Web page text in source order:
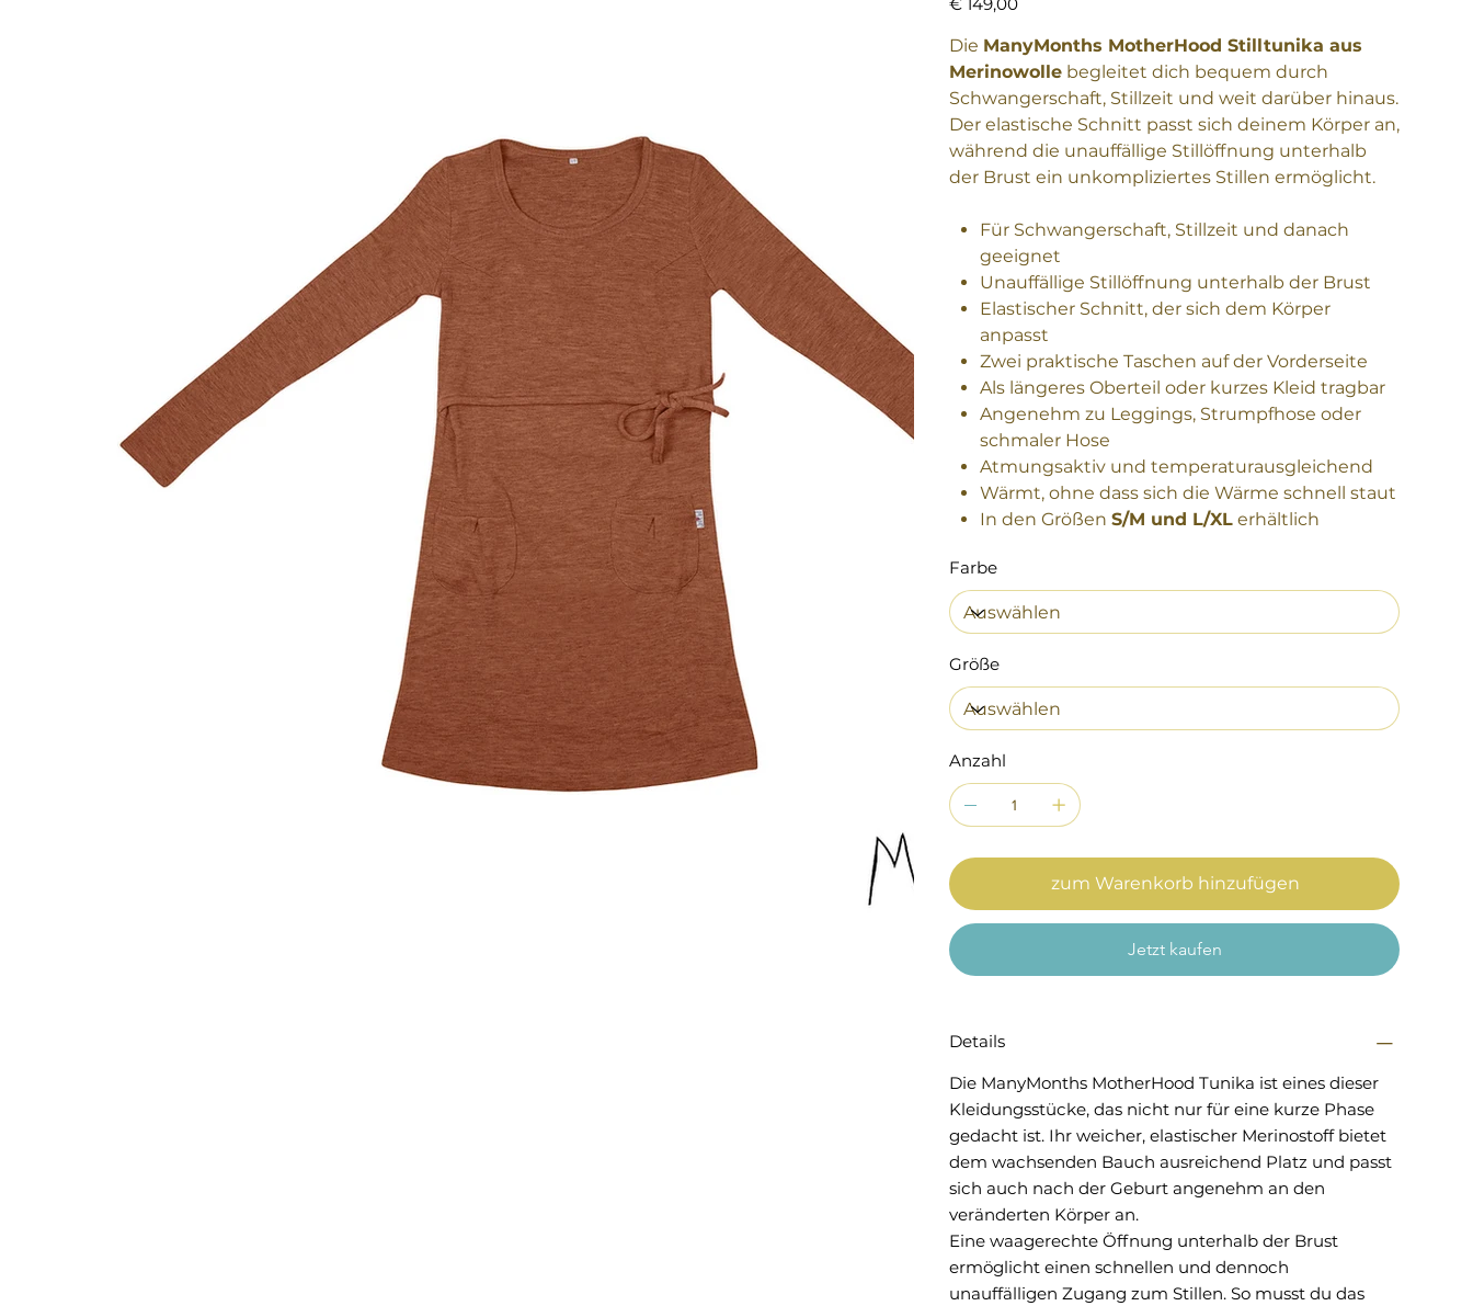
€ 149,00
Die ManyMonths MotherHood Stilltunika aus
Merinowollebegleitet dich bequem durch
Schwangerschaft, Stillzeit und weit darüber hinaus.
Der elastische Schnitt passt sich deinem Körper an,
während die unauffällige Stillöffnung unterhalb
der Brust ein unkompliziertes Stillen ermöglicht.
Für Schwangerschaft, Stillzeit und danach
geeignet
Unauffällige Stillöffnung unterhalb der Brust
Elastischer Schnitt, der sich dem Körper
anpasst
Zwei praktische Taschen auf der Vorderseite
Als längeres Oberteil oder kurzes Kleid tragbar
Angenehm zu Leggings, Strumpfhose oder
schmaler Hose
Atmungsaktiv und temperaturausgleichend
Wärmt, ohne dass sich die Wärme schnell staut
In den GrößenS/M und L/XL erhältlich
Farbe
Größe
Anzahl
zum Warenkorb hinzufügen
Jetzt kaufen
Details
Die ManyMonths MotherHood Tunika ist eines dieser
Kleidungsstücke, das nicht nur für eine kurze Phase
gedacht ist. Ihr weicher, elastischer Merinostoff bietet
dem wachsenden Bauch ausreichend Platz und passt
sich auch nach der Geburt angenehm an den
veränderten Körper an.
Eine waagerechte Öffnung unterhalb der Brust
ermöglicht einen schnellen und dennoch
unauffälligen Zugang zum Stillen. So musst du das